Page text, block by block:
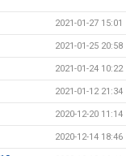
2021-01-27 15:01
2021-01-25 20:58
2021-01-24 10:22
2021-01-12 21:34
2020-12-20 11:14
2020-12-14 18:46